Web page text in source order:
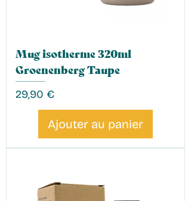
Mug isotherme 320ml
Groenenberg Taupe
Prix
29,90 €
Ajouter au panier